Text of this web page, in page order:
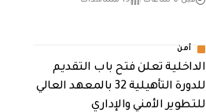
أمن
الداخلية تعلن فتح باب التقديم
للدورة التأهيلية 32 بالمعهد العالي
للتطوير الأمني والإداري